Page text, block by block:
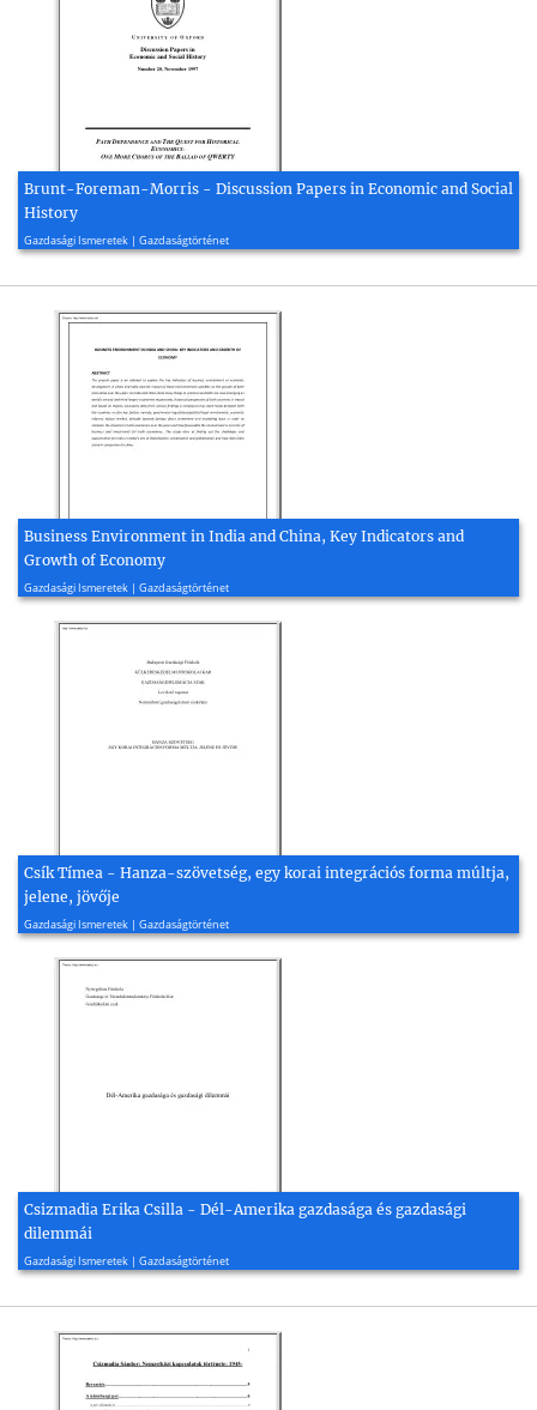
Brunt-Foreman-Morris - Discussion Papers in Economic and Social
History
Gazdasági Ismeretek | Gazdaságtörténet
1997, 48 oldal
Business Environment in India and China, Key Indicators and
Growth of Economy
Gazdasági Ismeretek | Gazdaságtörténet
2018, 21 oldal
Csík Tímea - Hanza-szövetség, egy korai integrációs forma múltja,
jelene, jövője
Gazdasági Ismeretek | Gazdaságtörténet
2003, 66 oldal
Csizmadia Erika Csilla - Dél-Amerika gazdasága és gazdasági
dilemmái
Gazdasági Ismeretek | Gazdaságtörténet
2003, 22 oldal